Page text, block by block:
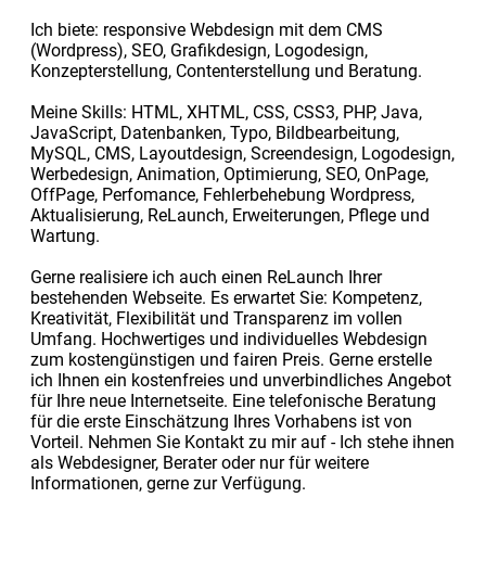
Ich biete: responsive Webdesign mit dem CMS
(Wordpress), SEO, Grafikdesign, Logodesign,
Konzepterstellung, Contenterstellung und Beratung.
Meine Skills: HTML, XHTML, CSS, CSS3, PHP, Java,
JavaScript, Datenbanken, Typo, Bildbearbeitung,
MySQL, CMS, Layoutdesign, Screendesign, Logodesign,
Werbedesign, Animation, Optimierung, SEO, OnPage,
OffPage, Perfomance, Fehlerbehebung Wordpress,
Aktualisierung, ReLaunch, Erweiterungen, Pflege und
Wartung.
Gerne realisiere ich auch einen ReLaunch Ihrer
bestehenden Webseite. Es erwartet Sie: Kompetenz,
Kreativität, Flexibilität und Transparenz im vollen
Umfang. Hochwertiges und individuelles Webdesign
zum kostengünstigen und fairen Preis. Gerne erstelle
ich Ihnen ein kostenfreies und unverbindliches Angebot
für Ihre neue Internetseite. Eine telefonische Beratung
für die erste Einschätzung Ihres Vorhabens ist von
Vorteil. Nehmen Sie Kontakt zu mir auf - Ich stehe ihnen
als Webdesigner, Berater oder nur für weitere
Informationen, gerne zur Verfügung.